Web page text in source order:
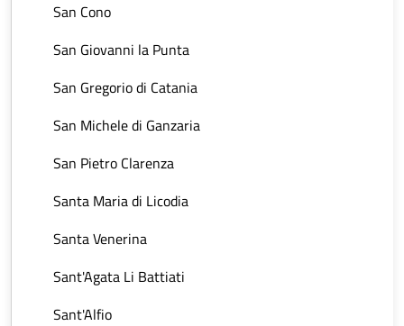
San Cono
San Giovanni la Punta
San Gregorio di Catania
San Michele di Ganzaria
San Pietro Clarenza
Santa Maria di Licodia
Santa Venerina
Sant'Agata Li Battiati
Sant'Alfio